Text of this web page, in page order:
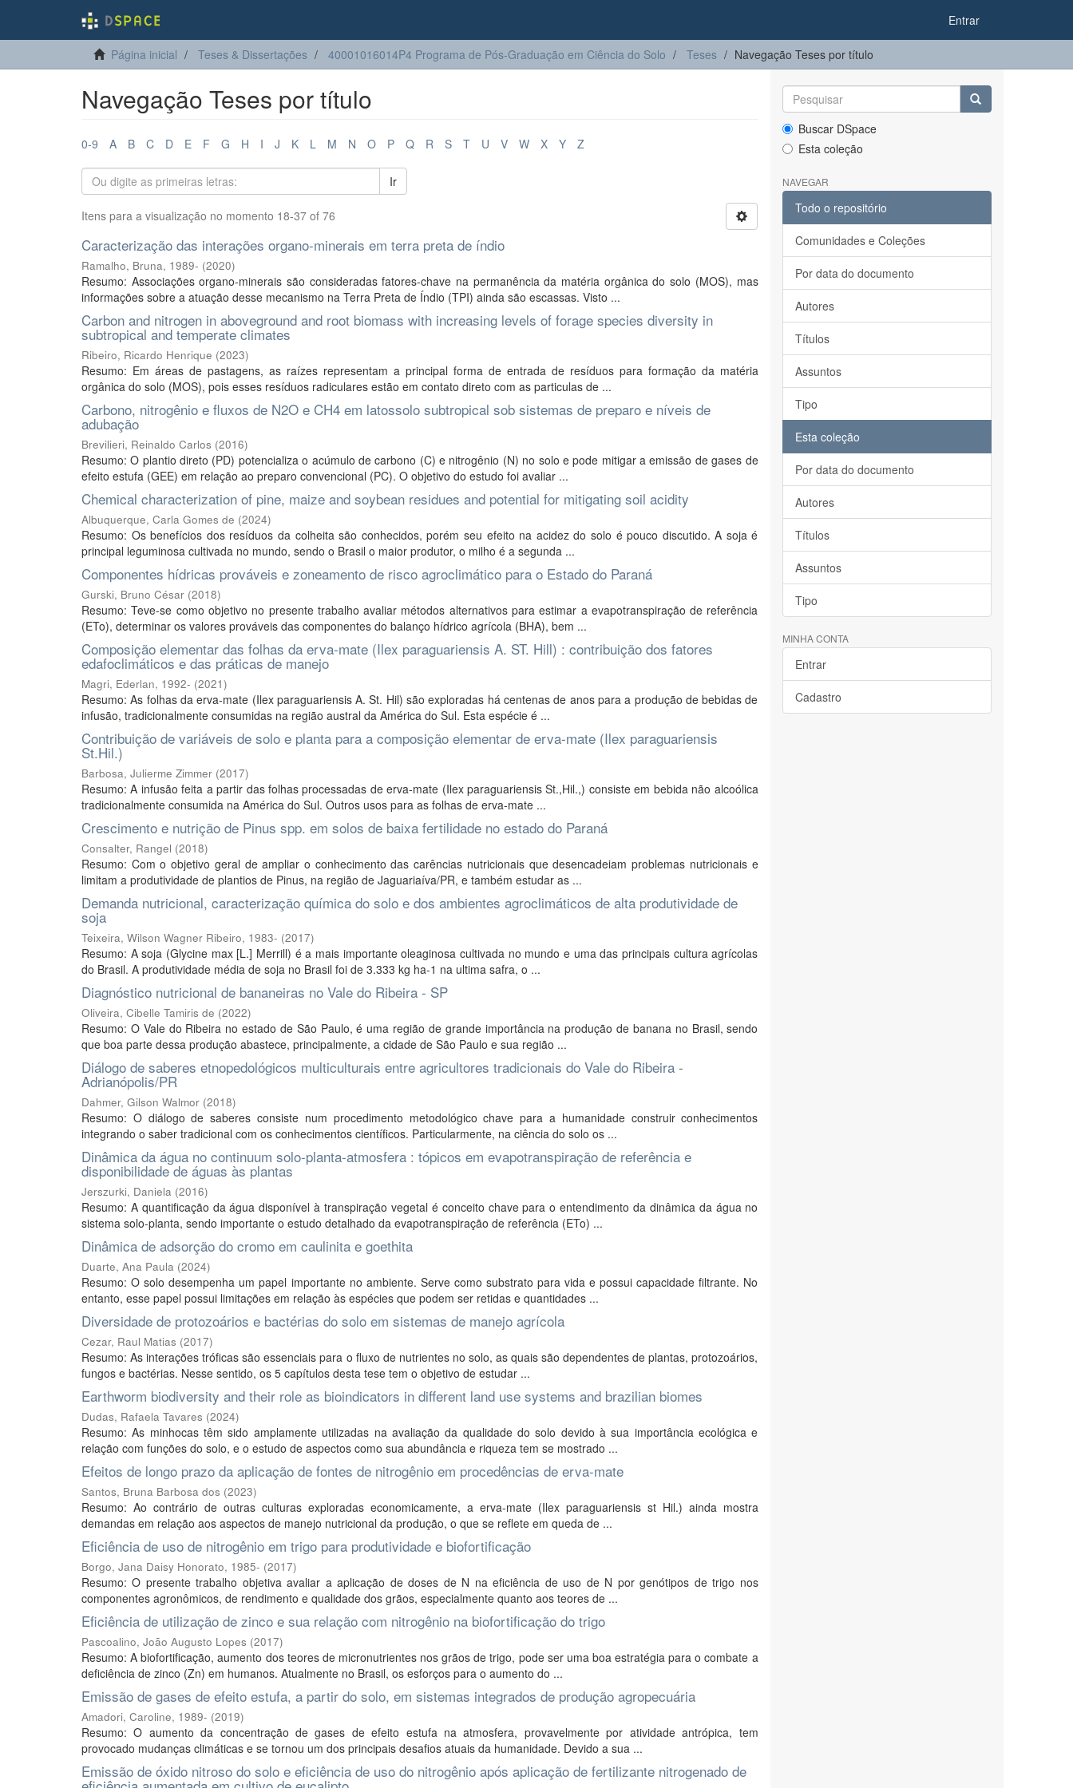
Entrar
Página inicial Teses & Dissertações 40001016014P4 Programa de Pós-Graduação em Ciência do Solo Teses Navegação Teses por título
Navegação Teses por título
0-9 A B C D E F G H I J K L M N O P Q R S T U V W X Y Z
Ir
Itens para a visualização no momento 18-37 of 76
Caracterização das interações organo-minerais em terra preta de índio
Ramalho, Bruna, 1989- (2020)
Resumo: Associações organo-minerais são consideradas fatores-chave na permanência da matéria orgânica do solo (MOS), mas
informações sobre a atuação desse mecanismo na Terra Preta de Índio (TPI) ainda são escassas. Visto ...
Carbon and nitrogen in aboveground and root biomass with increasing levels of forage species diversity in
subtropical and temperate climates
Ribeiro, Ricardo Henrique (2023)
Resumo: Em áreas de pastagens, as raízes representam a principal forma de entrada de resíduos para formação da matéria
orgânica do solo (MOS), pois esses resíduos radiculares estão em contato direto com as particulas de ...
Carbono, nitrogênio e fluxos de N2O e CH4 em latossolo subtropical sob sistemas de preparo e níveis de
adubação
Brevilieri, Reinaldo Carlos (2016)
Resumo: O plantio direto (PD) potencializa o acúmulo de carbono (C) e nitrogênio (N) no solo e pode mitigar a emissão de gases de
efeito estufa (GEE) em relação ao preparo convencional (PC). O objetivo do estudo foi avaliar ...
Chemical characterization of pine, maize and soybean residues and potential for mitigating soil acidity
Albuquerque, Carla Gomes de (2024)
Resumo: Os benefícios dos resíduos da colheita são conhecidos, porém seu efeito na acidez do solo é pouco discutido. A soja é
principal leguminosa cultivada no mundo, sendo o Brasil o maior produtor, o milho é a segunda ...
Componentes hídricas prováveis e zoneamento de risco agroclimático para o Estado do Paraná
Gurski, Bruno César (2018)
Resumo: Teve-se como objetivo no presente trabalho avaliar métodos alternativos para estimar a evapotranspiração de referência
(ETo), determinar os valores prováveis das componentes do balanço hídrico agrícola (BHA), bem ...
Composição elementar das folhas da erva-mate (Ilex paraguariensis A. ST. Hill) : contribuição dos fatores
edafoclimáticos e das práticas de manejo
Magri, Ederlan, 1992- (2021)
Resumo: As folhas da erva-mate (Ilex paraguariensis A. St. Hil) são exploradas há centenas de anos para a produção de bebidas de
infusão, tradicionalmente consumidas na região austral da América do Sul. Esta espécie é ...
Contribuição de variáveis de solo e planta para a composição elementar de erva-mate (Ilex paraguariensis
St.Hil.)
Barbosa, Julierme Zimmer (2017)
Resumo: A infusão feita a partir das folhas processadas de erva-mate (Ilex paraguariensis St.,Hil.,) consiste em bebida não alcoólica
tradicionalmente consumida na América do Sul. Outros usos para as folhas de erva-mate ...
Crescimento e nutrição de Pinus spp. em solos de baixa fertilidade no estado do Paraná
Consalter, Rangel (2018)
Resumo: Com o objetivo geral de ampliar o conhecimento das carências nutricionais que desencadeiam problemas nutricionais e
limitam a produtividade de plantios de Pinus, na região de Jaguariaíva/PR, e também estudar as ...
Demanda nutricional, caracterização química do solo e dos ambientes agroclimáticos de alta produtividade de
soja
Teixeira, Wilson Wagner Ribeiro, 1983- (2017)
Resumo: A soja (Glycine max [L.] Merrill) é a mais importante oleaginosa cultivada no mundo e uma das principais cultura agrícolas
do Brasil. A produtividade média de soja no Brasil foi de 3.333 kg ha-1 na ultima safra, o ...
Diagnóstico nutricional de bananeiras no Vale do Ribeira - SP
Oliveira, Cibelle Tamiris de (2022)
Resumo: O Vale do Ribeira no estado de São Paulo, é uma região de grande importância na produção de banana no Brasil, sendo
que boa parte dessa produção abastece, principalmente, a cidade de São Paulo e sua região ...
Diálogo de saberes etnopedológicos multiculturais entre agricultores tradicionais do Vale do Ribeira -
Adrianópolis/PR
Dahmer, Gilson Walmor (2018)
Resumo: O diálogo de saberes consiste num procedimento metodológico chave para a humanidade construir conhecimentos
integrando o saber tradicional com os conhecimentos científicos. Particularmente, na ciência do solo os ...
Dinâmica da água no continuum solo-planta-atmosfera : tópicos em evapotranspiração de referência e
disponibilidade de águas às plantas
Jerszurki, Daniela (2016)
Resumo: A quantificação da água disponível à transpiração vegetal é conceito chave para o entendimento da dinâmica da água no
sistema solo-planta, sendo importante o estudo detalhado da evapotranspiração de referência (ETo) ...
Dinâmica de adsorção do cromo em caulinita e goethita
Duarte, Ana Paula (2024)
Resumo: O solo desempenha um papel importante no ambiente. Serve como substrato para vida e possui capacidade filtrante. No
entanto, esse papel possui limitações em relação às espécies que podem ser retidas e quantidades ...
Diversidade de protozoários e bactérias do solo em sistemas de manejo agrícola
Cezar, Raul Matias (2017)
Resumo: As interações tróficas são essenciais para o fluxo de nutrientes no solo, as quais são dependentes de plantas, protozoários,
fungos e bactérias. Nesse sentido, os 5 capítulos desta tese tem o objetivo de estudar ...
Earthworm biodiversity and their role as bioindicators in different land use systems and brazilian biomes
Dudas, Rafaela Tavares (2024)
Resumo: As minhocas têm sido amplamente utilizadas na avaliação da qualidade do solo devido à sua importância ecológica e
relação com funções do solo, e o estudo de aspectos como sua abundância e riqueza tem se mostrado ...
Efeitos de longo prazo da aplicação de fontes de nitrogênio em procedências de erva-mate
Santos, Bruna Barbosa dos (2023)
Resumo: Ao contrário de outras culturas exploradas economicamente, a erva-mate (Ilex paraguariensis st Hil.) ainda mostra
demandas em relação aos aspectos de manejo nutricional da produção, o que se reflete em queda de ...
Eficiência de uso de nitrogênio em trigo para produtividade e biofortificação
Borgo, Jana Daisy Honorato, 1985- (2017)
Resumo: O presente trabalho objetiva avaliar a aplicação de doses de N na eficiência de uso de N por genótipos de trigo nos
componentes agronômicos, de rendimento e qualidade dos grãos, especialmente quanto aos teores de ...
Eficiência de utilização de zinco e sua relação com nitrogênio na biofortificação do trigo
Pascoalino, João Augusto Lopes (2017)
Resumo: A biofortificação, aumento dos teores de micronutrientes nos grãos de trigo, pode ser uma boa estratégia para o combate a
deficiência de zinco (Zn) em humanos. Atualmente no Brasil, os esforços para o aumento do ...
Emissão de gases de efeito estufa, a partir do solo, em sistemas integrados de produção agropecuária
Amadori, Caroline, 1989- (2019)
Resumo: O aumento da concentração de gases de efeito estufa na atmosfera, provavelmente por atividade antrópica, tem
provocado mudanças climáticas e se tornou um dos principais desafios atuais da humanidade. Devido a sua ...
Emissão de óxido nitroso do solo e eficiência de uso do nitrogênio após aplicação de fertilizante nitrogenado de
Buscar DSpace
Esta coleção
NAVEGAR
Todo o repositório
Comunidades e Coleções
Por data do documento
Autores
Títulos
Assuntos
Tipo
Esta coleção
Por data do documento
Autores
Títulos
Assuntos
Tipo
MINHA CONTA
Entrar
Cadastro